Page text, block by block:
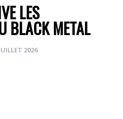
LES
BLACK METAL
2026